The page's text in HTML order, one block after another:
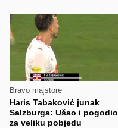
Bravo majstore
Haris Tabaković junak
Salzburga: Ušao i pogodio
za veliku pobjedu